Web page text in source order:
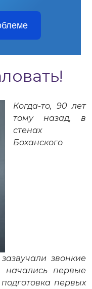
Когда-то, 90 лет
тому назад, в
стенах
Боханского
звонкие
первые
первых